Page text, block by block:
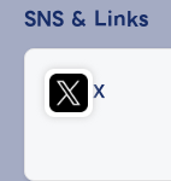
SNS & Links
X